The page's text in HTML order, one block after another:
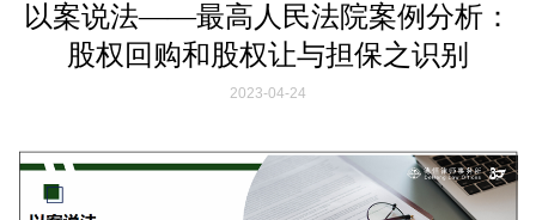
以案说法——最高人民法院案例分析：
股权回购和股权让与担保之识别
2023-04-24